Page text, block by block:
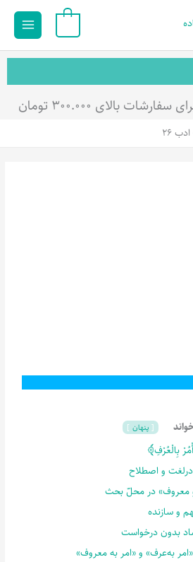
Main
بالای ۳۰۰.۰۰۰ تومان
پنهان
بِالْعُرْفِ﴾
و اصطلاح
معروف» در محلّ بحث
و سازنده
بدون درخواست
به‌عرف» و «امر به معروف»